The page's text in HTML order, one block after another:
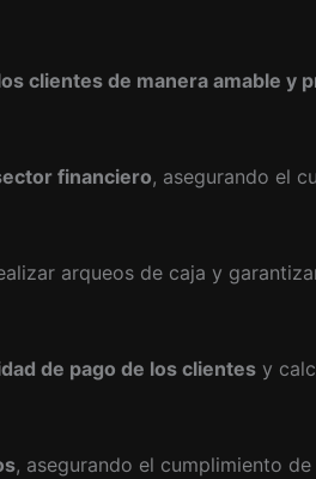
clientes de manera amable y
financiero, asegurando el
arqueos de caja y
de pago de los clientes y
, asegurando el cumplimiento